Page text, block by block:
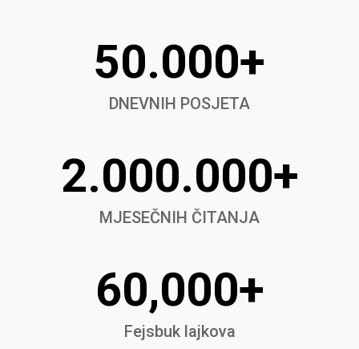
50.000+
DNEVNIH POSJETA
2.000.000+
MJESEČNIH ČITANJA
60,000+
Fejsbuk lajkova